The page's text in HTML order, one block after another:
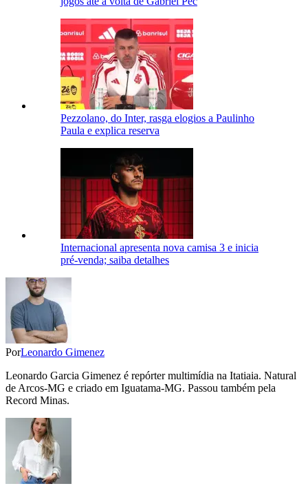
Pezzolano, do Inter, rasga elogios a Paulinho
Paula e explica reserva
Internacional apresenta nova camisa 3 e inicia
pré-venda; saiba detalhes
PorLeonardo Gimenez
Leonardo Garcia Gimenez é repórter multimídia na Itatiaia. Natural
de Arcos-MG e criado em Iguatama-MG. Passou também pela
Record Minas.